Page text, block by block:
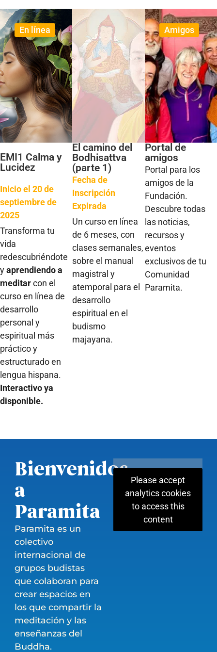
EMI1 Calma y
Lucidez
Inicio el 20 de
septiembre de
2025
Transforma tu
vida
redescubriéndote
yaprendiendo a
meditarcon el
curso en línea de
desarrollo
personal y
espiritual más
práctico y
estructurado en
lengua hispana.
Interactivo ya
disponible.
En línea
El camino del
Bodhisattva
(parte 1)
Fecha de
Inscripción
Expirada
Un curso en línea
de 6 meses, con
clases semanales,
sobre el manual
magistral y
atemporal para el
desarrollo
espiritual en el
budismo
majayana.
Portal de
amigos
Portal para los
amigos de la
Fundación.
Descubre todas
las noticias,
recursos y
eventos
exclusivos de tu
Comunidad
Paramita.
Amigos
Bienvenidos
a
Paramita
Paramita es un
colectivo
internacional de
grupos budistas
que colaboran para
crear espacios en
los que compartir la
meditación y las
enseñanzas del
Buddha.
Please accept
analytics cookies
to access this
content